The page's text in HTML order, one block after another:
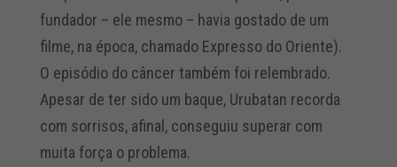
fundador – ele mesmo – havia gostado de um
filme, na época, chamado Expresso do Oriente).
O episódio do câncer também foi relembrado.
Apesar de ter sido um baque, Urubatan recorda
com sorrisos, afinal, conseguiu superar com
muita força o problema.